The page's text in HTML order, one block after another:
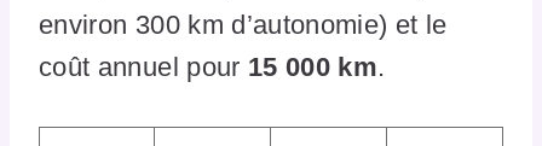
environ 300 km d’autonomie) et le
coût annuel pour 15 000 km.